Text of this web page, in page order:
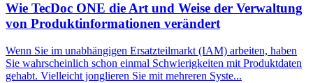
Wie TecDoc ONE die Art und Weise der Verwaltung
von Produktinformationen verändert
Wenn Sie im unabhängigen Ersatzteilmarkt (IAM) arbeiten, haben
Sie wahrscheinlich schon einmal Schwierigkeiten mit Produktdaten
gehabt. Vielleicht jonglieren Sie mit mehreren Syste...